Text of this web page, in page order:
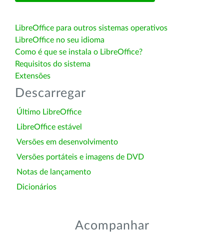
LibreOffice para outros sistemas operativos
LibreOffice no seu idioma
Como é que se instala o LibreOffice?
Requisitos do sistema
Extensões
Descarregar
Último LibreOffice
LibreOffice estável
Versões em desenvolvimento
Versões portáteis e imagens de DVD
Notas de lançamento
Dicionários
Acompanhar